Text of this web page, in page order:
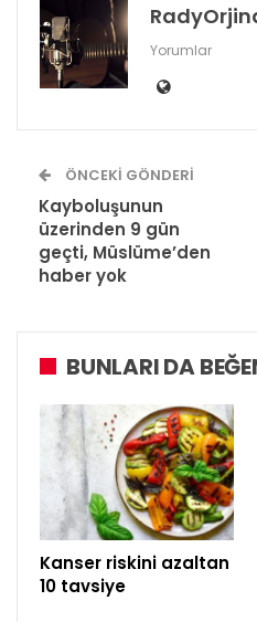
Yorumlar
ÖNCEKI GÖNDERI
Kayboluşunun
üzerinden 9 gün
geçti, Müslüme’den
haber yok
BUNLARI DA
Kanser riskini azaltan
10 tavsiye